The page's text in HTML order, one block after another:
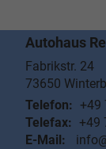
Autohaus
Fabrikstr. 24
73650
Telefon: +49
Telefax: +49
E-Mail: